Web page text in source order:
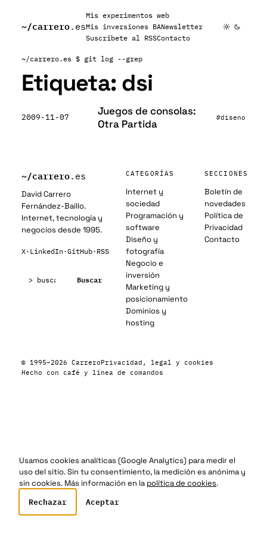
~/carrero.es
Mis experimentos web
Mis inversiones BANewsletter
Suscribete al RSSContacto
~/carrero.es $ git log --grep
Etiqueta: dsi
2009-11-07
Juegos de consolas:
Otra Partida
#diseno
~/carrero.es
David Carrero
Fernández-Baillo.
Internet, tecnología y
negocios desde 1995.
X· LinkedIn·GitHub· RSS
Buscar
CATEGORÍAS
Internet y
sociedad
Programación y
software
Diseño y
fotografía
Negocio e
inversión
Marketing y
posicionamiento
Dominios y
hosting
SECCIONES
Boletín de
novedades
Política de
Privacidad
Contacto
© 1995–2026 CarreroPrivacidad, legal y cookies
Hecho con café y línea de comandos
Usamos cookies analíticas (Google Analytics) para medir el
uso del sitio. Sin tu consentimiento, la medición es anónima y
sin cookies. Más información en lapolítica de cookies.
Rechazar Aceptar